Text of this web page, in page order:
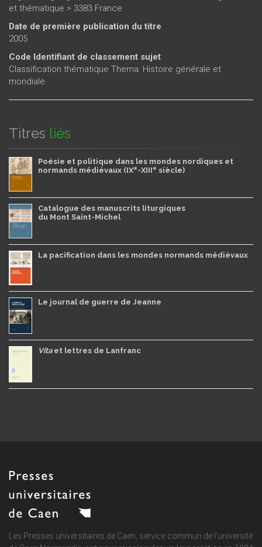
et thématique > 3383 France
Date de première publication du titre
2005
Code Identifiant de classement sujet
Classification thématique Thema: Histoire générale et
mondiale
Titres liés
Poésie et politique dans les mondes nordiques et
normands médiévaux (IXe-XIIIe siècle)
Catalogue des manuscrits liturgiques
du Mont Saint-Michel
La pacification dans les mondes normands médiévaux
Le journal de guerre de Jeanne
Vitaet lettres de Lanfranc
Les Presses universitaires de Caen, service commun de l'université